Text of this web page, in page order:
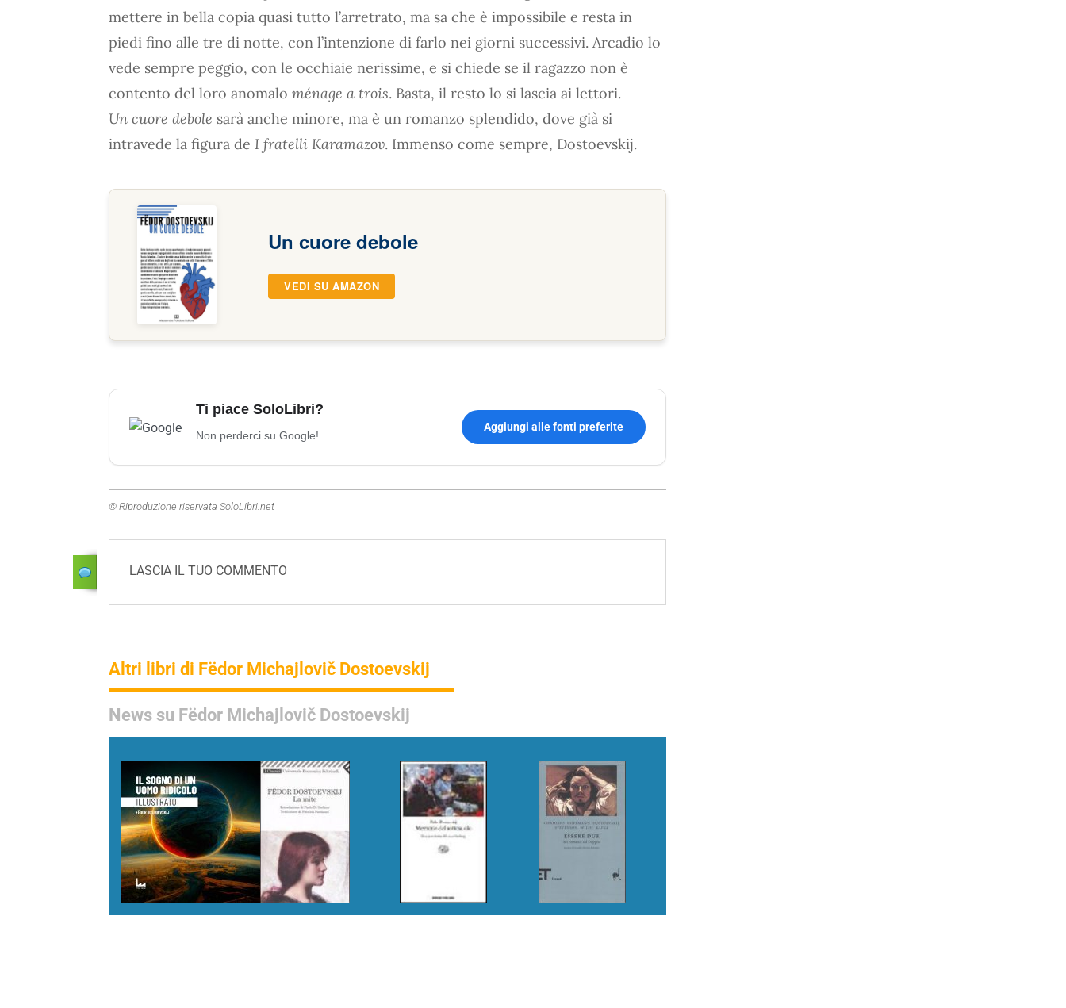
mettere in bella copia quasi tutto l’arretrato, ma sa che è impossibile e resta in
piedi fino alle tre di notte, con l’intenzione di farlo nei giorni successivi. Arcadio lo
vede sempre peggio, con le occhiaie nerissime, e si chiede se il ragazzo non è
contento del loro anomalo ménage a trois. Basta, il resto lo si lascia ai lettori.
Un cuore debole sarà anche minore, ma è un romanzo splendido, dove già si
intravede la figura de I fratelli Karamazov. Immenso come sempre, Dostoevskij.
Un cuore debole
VEDI SU AMAZON
Ti piace SoloLibri?
Non perderci su Google!
Aggiungi alle fonti preferite
© Riproduzione riservata SoloLibri.net
LASCIA IL TUO COMMENTO
Altri libri di Fëdor Michajlovič Dostoevskij
News su Fëdor Michajlovič Dostoevskij